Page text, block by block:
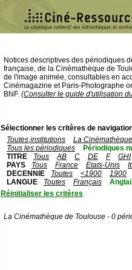
Notices descriptives des périodiques
française, de la Cinémathèque de
de l'image animée, consultables en
Cinémagazine et Paris-Photographe
BNF. (Consulter le guide d'utilisation
Sélectionner les critères de
Toutes institutions
La
Tous les périodiques
Périodiques
TITRE
Tous AB C DE F GHI
PAYS
Tous France Etats-Unis
DECENNIE
Toutes <1900 1900
LANGUE
Toutes Français
Réinitialiser les critères
La Cinémathèque de Toulouse - 0